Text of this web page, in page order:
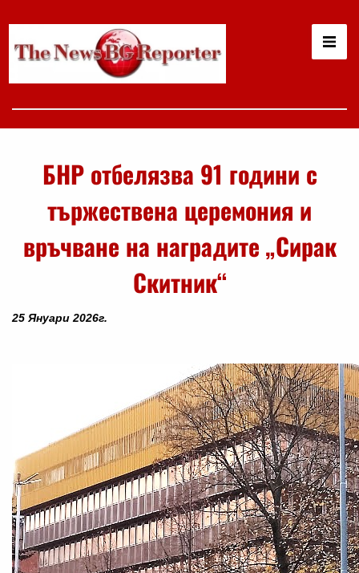
БНР отбелязва 91 години с
тържествена церемония и
връчване на наградите „Сирак
Скитник“
25 Януари 2026г.